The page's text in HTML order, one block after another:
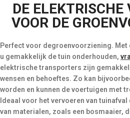
DE ELEKTRISCHE
VOOR DE
Perfect voor degroenvoorziening.
u gemakkelijk de tuin onderhouden,
elektrische transporters zijn
wensen en behoeftes. Zo kan
worden en kunnen de voertuigen met
Ideaal voor het vervoeren van
van materialen, zoals een bosmaaier,